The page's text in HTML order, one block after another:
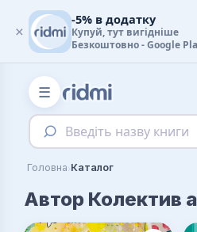
☰
Введіть назву книги
Головна›Каталог
Автор Колектив
×
-5% в додатку
Купуй, тут вигідніше
Безкоштовно - Google